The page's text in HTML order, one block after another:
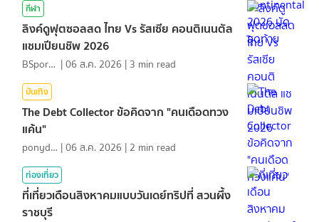
กีฬา
ลิงค์ดูฟุตซอลสด ไทย Vs รัสเซีย คอนติเนนตัล
แชมเปียนชิพ 2026
BSports8 |06 ส.ค. 2026 | 3 min read
บันเทิง
The Debt Collector ข้อคิดจาก "คนเดือดทวง
แค้น"
ponydiary |06 ส.ค. 2026 | 2 min read
ท่องเที่ยว
ที่เที่ยวเดือนสิงหาคมแบบวันเดย์ทริปที่ สวนผึ้ง
ราชบุรี